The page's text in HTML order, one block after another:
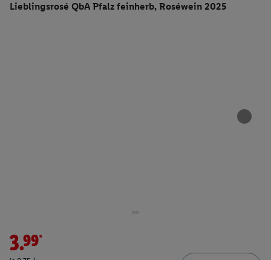
Lieblingsrosé QbA Pfalz feinherb, Roséwein 2025
3.99*